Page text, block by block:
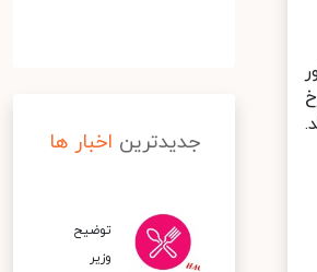
جدیدترین اخبار ها
توضیح
وزیر